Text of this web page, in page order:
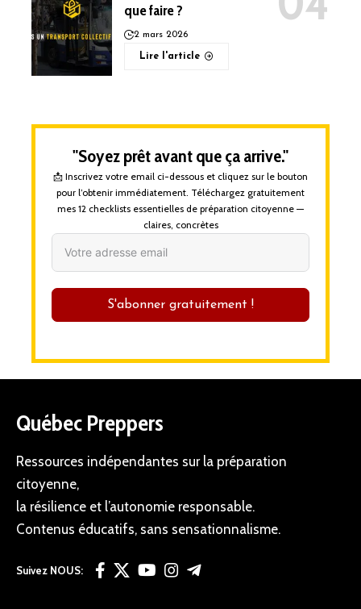
que faire ?
2 mars 2026
Lire l'article
"Soyez prêt avant que ça arrive."
📩 Inscrivez votre email ci-dessous et cliquez sur le bouton
pour l’obtenir immédiatement. Téléchargez gratuitement
mes 12 checklists essentielles de préparation citoyenne —
claires, concrètes
S'abonner gratuitement !
Québec Preppers
Ressources indépendantes sur la préparation
citoyenne,
la résilience et l’autonomie responsable.
Contenus éducatifs, sans sensationnalisme.
Suivez NOUS: